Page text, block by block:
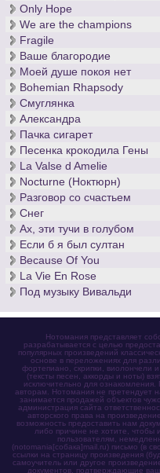
Only Hope
We are the champions
Fragile
Ваше благородие
Моей душе покоя нет
Bohemian Rhapsody
Смуглянка
Александра
Пачка сигарет
Песенка крокодила Гены
La Valse d Amelie
Nocturne (Ноктюрн)
Разговор со счастьем
Снег
Ах, эти тучи в голубом
Если б я был султан
Because Of You
La Vie En Rose
Под музыку Вивальди
Нотомания представляет
разрабатывается с целью
популярных произведений
основе в переложениях для
фортепиано, скрипки, виолончели
(тексты песен, аккорды и ноты)
исключительно для
авторам. Нотомания не претендует
занимается продажей объектов
администрация сайта
авторского права на
возможность предоставить нам
либо причине не хотите,
пользователям,
(notomania[собака]mail.ru) письмо (в
ссылки на страницу произведения
самоучитель или другое
документов, подтверждающие